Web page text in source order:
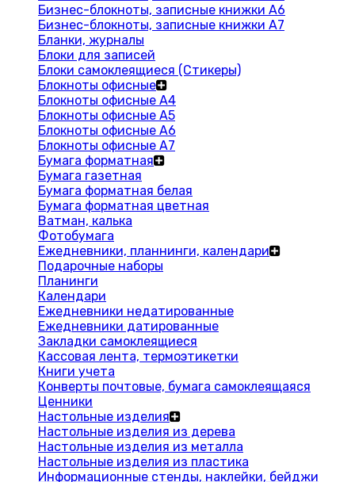
Бизнес-блокноты, записные книжки А6
Бизнес-блокноты, записные книжки А7
Бланки, журналы
Блоки для записей
Блоки самоклеящиеся (Стикеры)
Блокноты офисные
Блокноты офисные A4
Блокноты офисные A5
Блокноты офисные A6
Блокноты офисные A7
Бумага форматная
Бумага газетная
Бумага форматная белая
Бумага форматная цветная
Ватман, калька
Фотобумага
Ежедневники, планнинги, календари
Подарочные наборы
Планинги
Календари
Ежедневники недатированные
Ежедневники датированные
Закладки самоклеящиеся
Кассовая лента, термоэтикетки
Книги учета
Конверты почтовые, бумага самоклеящаяся
Ценники
Настольные изделия
Настольные изделия из дерева
Настольные изделия из металла
Настольные изделия из пластика
Информационные стенды, наклейки, бейджи